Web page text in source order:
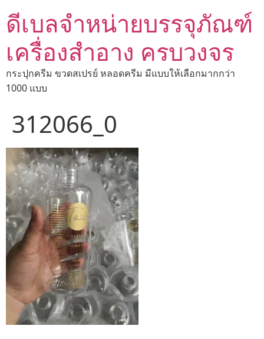
ดีเบลจำหน่ายบรรจุภัณฑ์
เครื่องสำอาง ครบวงจร
กระปุกครีม ขวดสเปรย์ หลอดครีม มีแบบให้เลือกมากกว่า
1000 แบบ
312066_0